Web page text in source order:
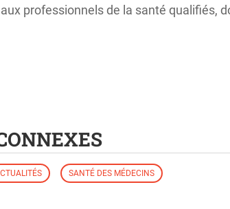
aux professionnels de la santé
SANTÉ DES MÉDECINS